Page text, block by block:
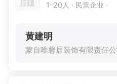
1-20人 · 民营企业 ·
黄建明
蒙自唯馨居装饰有限责任